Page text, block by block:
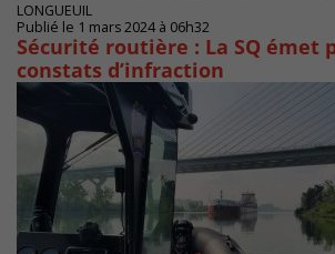
LONGUEUIL
Publié le 1 mars 2024 à 06h32
Sécurité routière : La SQ émet
constats d’infraction